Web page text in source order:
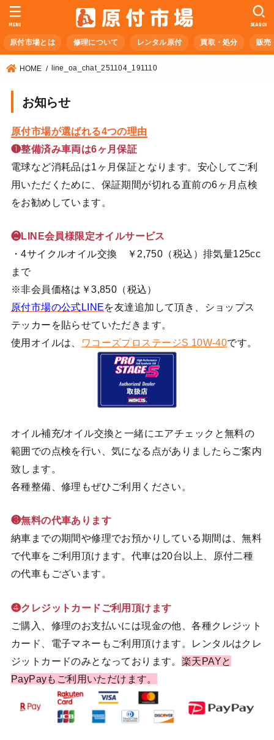
原付市場とは 修理について レンタル原付 買取・処分 販売
SEARCH
MENU
HOME line_oa_chat_251104_191110
お知らせ
原付市場が選ばれる4つの理由
❶整備済み車両は6ヶ月保証
電球など消耗品は1ヶ月保証となります。安心してご利
用いただくために、保証期間が切れる直前の6ヶ月点検
をお勧めしています。
❷LINE会員様限定オイルサービス
・4サイクルオイル交換 ￥2,750（税込）排気量125cc
まで
※非会員価格は￥3,850（税込）
原付市場の公式LINEを友達追加して頂き、ショップス
テッカーを貼らせていただきます。
使用オイルは、
ワコーズプロステージS 10W-40です。
オイル補充/オイル交換と一緒にエアチェックと無料の
範囲での点検を行い、気になる点がありましたらご案内
致します。
各種整備、修理もぜひご利用ください。
❸無料の代車あります
納車までの期間や修理でお預かりしている期間は、無料
で代車をご利用頂けます。代車は20台以上、原付二種
の代車もございます。
❹クレジットカードご利用頂けます
ご購入、修理のお支払いには現金の他、各種クレジット
カード、電子マネーもご利用頂けます。レンタルはクレ
ジットカードのみとなっております。 楽天PAYと
PayPayもご利用いただけます。